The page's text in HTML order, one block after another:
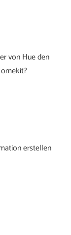
von Hue den
erstellen